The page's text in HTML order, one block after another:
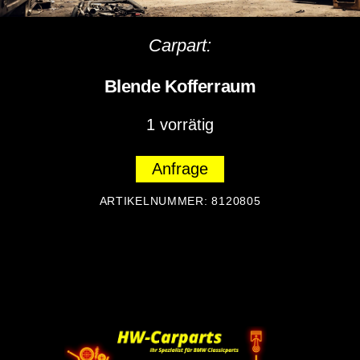
Carpart:
Blende Kofferraum
1 vorrätig
Anfrage
ARTIKELNUMMER:8120805